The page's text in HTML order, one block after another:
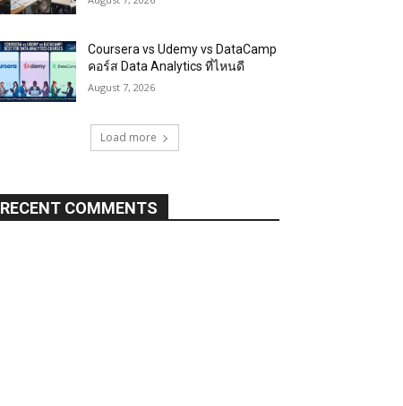
Coursera vs Udemy vs DataCamp
คอร์ส Data Analytics ที่ไหนดี
August 7, 2026
Load more
RECENT COMMENTS